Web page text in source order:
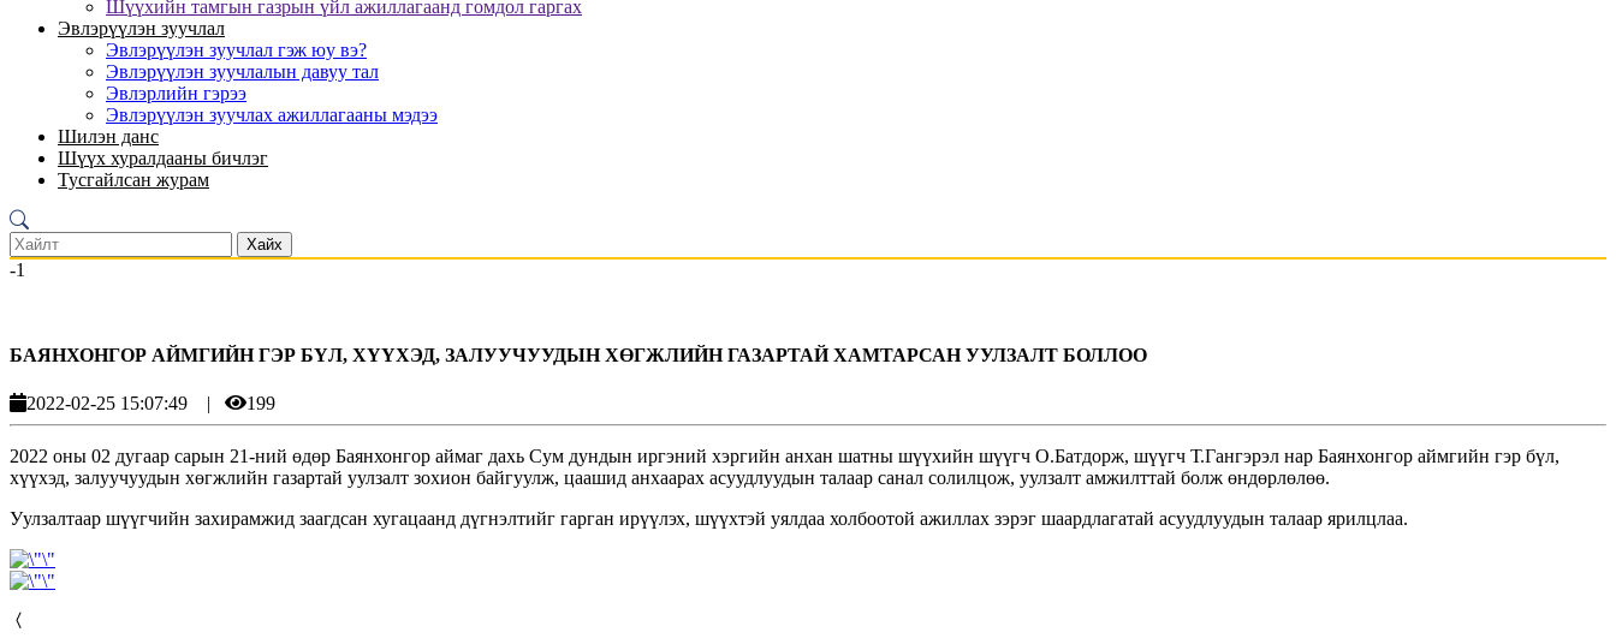
Шүүхийн тамгын газрын үйл ажиллагаанд гомдол гаргах
Эвлэрүүлэн зуучлал
Эвлэрүүлэн зуучлал гэж юу вэ?
Эвлэрүүлэн зуучлалын давуу тал
Эвлэрлийн гэрээ
Эвлэрүүлэн зуучлах ажиллагааны мэдээ
Шилэн данс
Шүүх хуралдааны бичлэг
Тусгайлсан журам
Хайх
-1
БАЯНХОНГОР АЙМГИЙН ГЭР БҮЛ, ХҮҮХЭД, ЗАЛУУЧУУДЫН ХӨГЖЛИЙН ГАЗАРТАЙ ХАМТАРСАН УУЛЗАЛТ БОЛЛОО
2022-02-25 15:07:49 | 199
2022 оны 02 дугаар сарын 21-ний өдөр Баянхонгор аймаг дахь Сум дундын иргэний хэргийн анхан шатны шүүхийн шүүгч О.Батдорж, шүүгч Т.Гангэрэл нар Баянхонгор аймгийн гэр бүл,
хүүхэд, залуучуудын хөгжлийн газартай уулзалт зохион байгуулж, цаашид анхаарах асуудлуудын талаар санал солилцож, уулзалт амжилттай болж өндөрлөлөө.
Уулзалтаар шүүгчийн захирамжид заагдсан хугацаанд дүгнэлтийг гарган ирүүлэх, шүүхтэй уялдаа холбоотой ажиллах зэрэг шаардлагатай асуудлуудын талаар ярилцлаа.